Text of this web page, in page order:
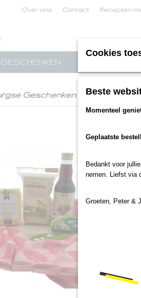
Over ons Contact Recepten
Geschenken> Limburgse
Cookies
Beste
Momenteel
Geplaatste
Bedankt voor
nemen. Liefst via
Groeten, Peter &